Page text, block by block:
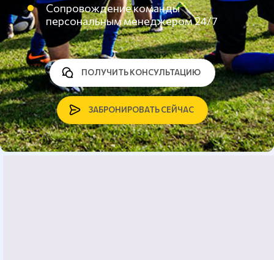
Сопровождение команды
персональным менеджером 24/7
ЗАБРОНИРОВАТЬ СЕЙЧАС
ПОЛУЧИТЬ КОНСУЛЬТАЦИЮ